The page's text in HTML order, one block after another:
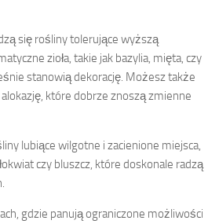
się rośliny tolerujące wyższą
zioła, takie jak bazylia, mięta, czy
stanowią dekorację. Możesz także
które dobrze znoszą zmienne
lubiące wilgotne i zacienione miejsca,
czy bluszcz, które doskonale radzą
gdzie panują ograniczone możliwości